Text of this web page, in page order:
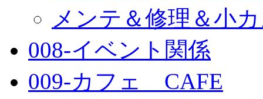
メンテ＆修理＆小
008-イベント関係
009-カフェ CAFE